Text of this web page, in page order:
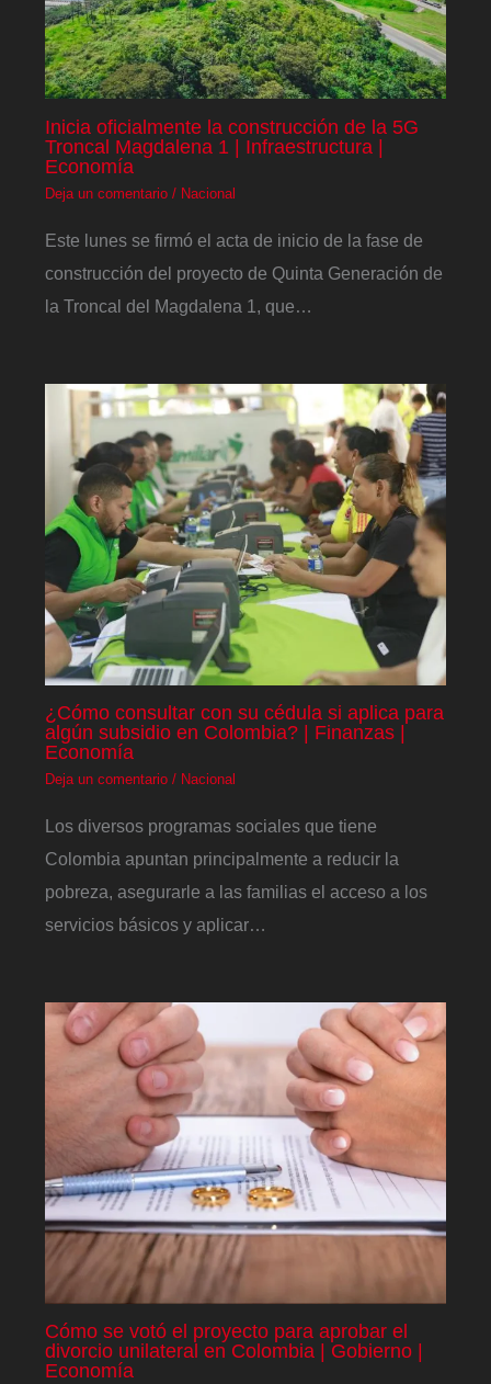
Inicia oficialmente la construcción de la 5G
Troncal Magdalena 1 | Infraestructura |
Economía
Deja un comentario / Nacional
Este lunes se firmó el acta de inicio de la fase de
construcción del proyecto de Quinta Generación de
la Troncal del Magdalena 1, que…
¿Cómo consultar con su cédula si aplica para
algún subsidio en Colombia? | Finanzas |
Economía
Deja un comentario / Nacional
Los diversos programas sociales que tiene
Colombia apuntan principalmente a reducir la
pobreza, asegurarle a las familias el acceso a los
servicios básicos y aplicar…
Cómo se votó el proyecto para aprobar el
divorcio unilateral en Colombia | Gobierno |
Economía